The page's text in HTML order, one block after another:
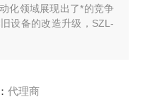
化领域展现出了*的竞争
设备的改造升级，SZL-
代理商